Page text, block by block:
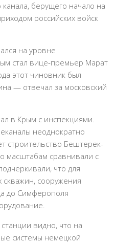
берущего начало на
российских войск
на уровне
стал вице-премьер Марат
этот чиновник был
— отвечал за московский
в Крым с инспекциями.
неоднократно
строительство Бештерек-
масштабам сравнивали с
что для
скважин, сооружения
до Симферополя
станции видно, что на
системы немецкой